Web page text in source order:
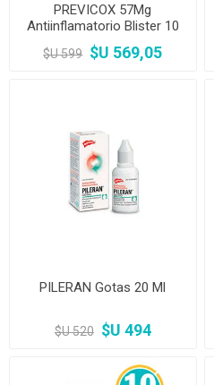
PREVICOX 57Mg
Antiinflamatorio Blister 10
Comp
$U 599 $U 569,05
PILERAN Gotas 20 Ml
$U 520 $U 494